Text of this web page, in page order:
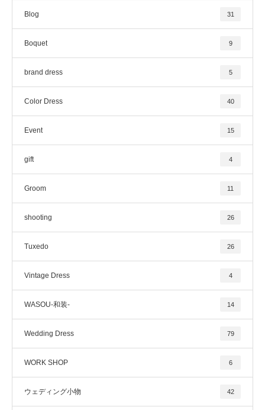
Blog 31
Boquet 9
brand dress 5
Color Dress 40
Event 15
gift 4
Groom 11
shooting 26
Tuxedo 26
Vintage Dress 4
WASOU-和装- 14
Wedding Dress 79
WORK SHOP 6
ウェディング小物 42